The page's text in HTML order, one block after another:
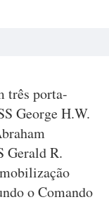
três porta-
George H.W.
Gerald R.
o Comando